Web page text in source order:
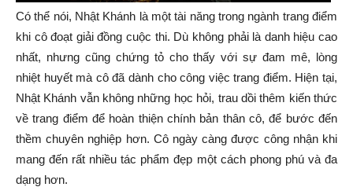
Có thể nói, Nhật Khánh là một tài năng trong ngành trang điểm
khi cô đoạt giải đồng cuộc thi. Dù không phải là danh hiệu cao
nhất, nhưng cũng chứng tỏ cho thấy với sự đam mê, lòng
nhiệt huyết mà cô đã dành cho công việc trang điểm. Hiện tại,
Nhật Khánh vẫn không những học hỏi, trau dồi thêm kiến thức
về trang điểm để hoàn thiện chính bản thân cô, để bước đến
thềm chuyên nghiệp hơn. Cô ngày càng được công nhận khi
mang đến rất nhiều tác phẩm đẹp một cách phong phú và đa
dạng hơn.